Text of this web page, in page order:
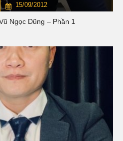
15/09/2012
Ngọc Dũng – Phần 1